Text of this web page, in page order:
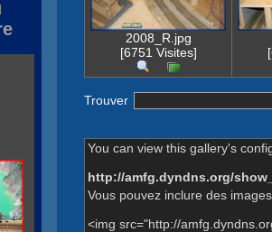
2008_R.jpg
[6751 Visites]
Trouver
You can view this gallery's
http://amfg.dyndns.org/
Vous pouvez inclure des
<img src="http://